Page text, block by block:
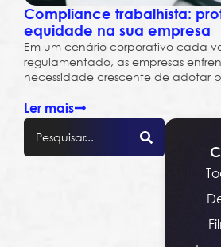
Compliance trabalhista:
equidade na sua empresa
Em um cenário corporativo cada
regulamentado, as empresas
necessidade crescente de adotar
Ler mais